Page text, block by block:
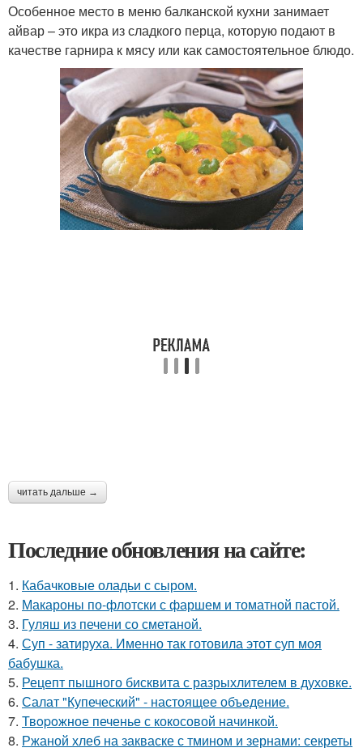
Особенное место в меню балканской кухни занимает
айвар – это икра из сладкого перца, которую подают в
качестве гарнира к мясу или как самостоятельное блюдо.
читать дальше →
Последние обновления на сайте:
1. Кабачковые оладьи с сыром.
2. Макароны по-флотски с фаршем и томатной пастой.
3. Гуляш из печени со сметаной.
4. Суп - затируха. Именно так готовила этот суп моя
бабушка.
5. Рецепт пышного бисквита с разрыхлителем в духовке.
6. Салат "Купеческий" - настоящее объедение.
7. Твopoжное печенье с кокосовой начинкой.
8. Ржаной хлеб на закваске с тмином и зернами: секреты